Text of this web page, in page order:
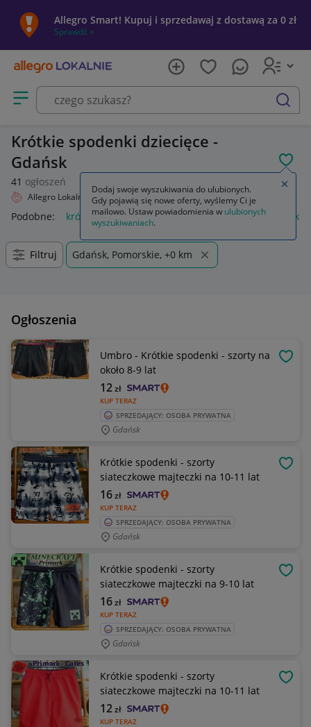
Allegro Smart! Kupuj i sprzedawaj z dostawą za 0 zł
Sprawdź »
Otwórz menu z kategoriami
szukaj
Krótkie spodenki dziecięce -
Gdańsk
41 ogłoszeń
Allegro Lokalnie Dziecko Odzież Krótkie spodenki
Podobne: krótkie spodenki krótkie spodenki męskie
Filtruj Gdańsk, Pomorskie, +0 km
Ogłoszenia
Umbro - Krótkie spodenki - szorty na
około 8-9 lat
KUP TERAZ
12zł
SPRZEDAJĄCY: OSOBA PRYWATNA
Gdańsk
Krótkie spodenki - szorty
siateczkowe majteczki na 10-11 lat
KUP TERAZ
16zł
SPRZEDAJĄCY: OSOBA PRYWATNA
Gdańsk
Krótkie spodenki - szorty
siateczkowe majteczki na 9-10 lat
KUP TERAZ
16zł
SPRZEDAJĄCY: OSOBA PRYWATNA
Gdańsk
Krótkie spodenki - szorty
siateczkowe majteczki na 10-11 lat
KUP TERAZ
12zł
Dodaj swoje wyszukiwania do ulubionych.
Gdy pojawią się nowe oferty, wyślemy Ci je
mailowo. Ustaw powiadomienia w ulubionych
wyszukiwaniach.